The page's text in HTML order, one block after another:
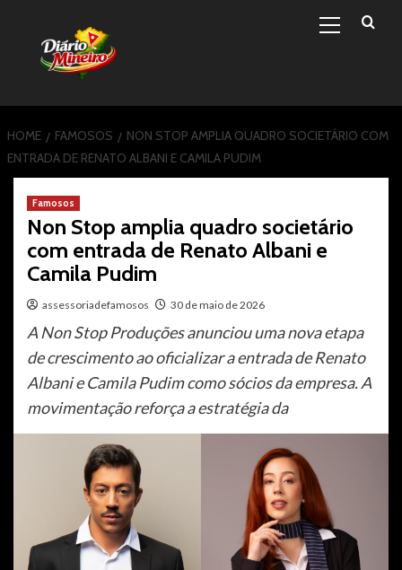
content
Menu
HOME FAMOSOS
NON STOP AMPLIA QUADRO SOCIETÁRIO COM
ENTRADA DE RENATO ALBANI E CAMILA PUDIM
Famosos
Non Stop amplia quadro societário
com entrada de Renato Albani e
Camila Pudim
assessoriadefamosos 30 de maio de 2026
A Non Stop Produções anunciou uma nova etapa
de crescimento ao oficializar a entrada de Renato
Albani e Camila Pudim como sócios da empresa. A
movimentação reforça a estratégia da